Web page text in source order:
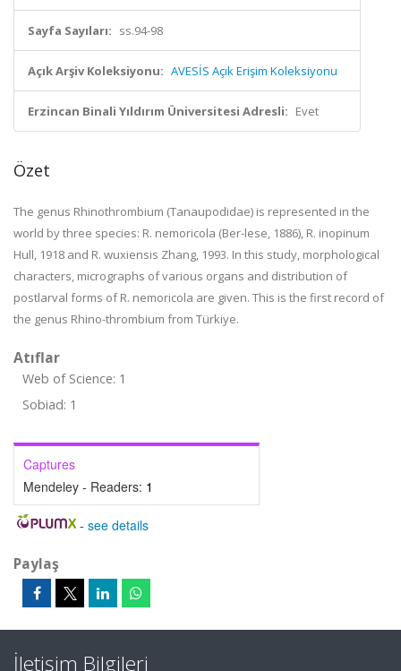
Sayfa Sayıları: ss.94-98
Açık Arşiv Koleksiyonu: AVESİS Açık Erişim Koleksiyonu
Erzincan Binali Yıldırım Üniversitesi Adresli: Evet
Özet
The genus Rhinothrombium (Tanaupodidae) is represented in the
world by three species: R. nemoricola (Ber-lese, 1886), R. inopinum
Hull, 1918 and R. wuxiensis Zhang, 1993. In this study, morphological
characters, micrographs of various organs and distribution of
postlarval forms of R. nemoricola are given. This is the first record of
the genus Rhino-thrombium from Türkiye.
Atıflar
Web of Science: 1
Sobiad: 1
Captures
Mendeley - Readers: 1
- see details
Paylaş
İletişim Bilgileri